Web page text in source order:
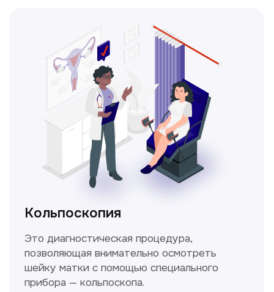
Нажимая на кнопку «Получить консультацию», вы
даёте согласие на обработку персональных
данных и соглашаетесь c политикой
конфиденциальности
Получить консультацию
У нас работают
настоящие профессионалы
Стаж >10лет